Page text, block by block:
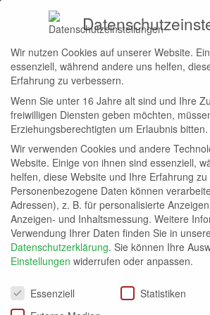
Start Hilton Honors
HILTON HONORS
Abos Allgemein Avios Bahn.bonus
Neue Hilton Honors Hotels
Wir nutzen Cookies auf unserer Website.
essenziell, während andere uns helfen,
Erfahrung zu verbessern.
Wenn Sie unter 16 Jahre alt sind und Ihre
freiwilligen Diensten geben möchten,
Erziehungsberechtigten um Erlaubnis bitten.
Wir verwenden Cookies und andere
Website. Einige von ihnen sind essenziell,
helfen, diese Website und Ihre Erfahrung
Personenbezogene Daten können
Adressen), z. B. für personalisierte
Anzeigen- und Inhaltsmessung. Weitere
Verwendung Ihrer Daten finden Sie in
Datenschutzerklärung. Sie können Ihre
Einstellungen widerrufen oder anpassen.
Datenschutzeinstellungen
Essenziell Statistiken